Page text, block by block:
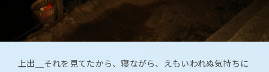
上出＿ それを見てたから、寝ながら、えもいわれぬ気持ちに